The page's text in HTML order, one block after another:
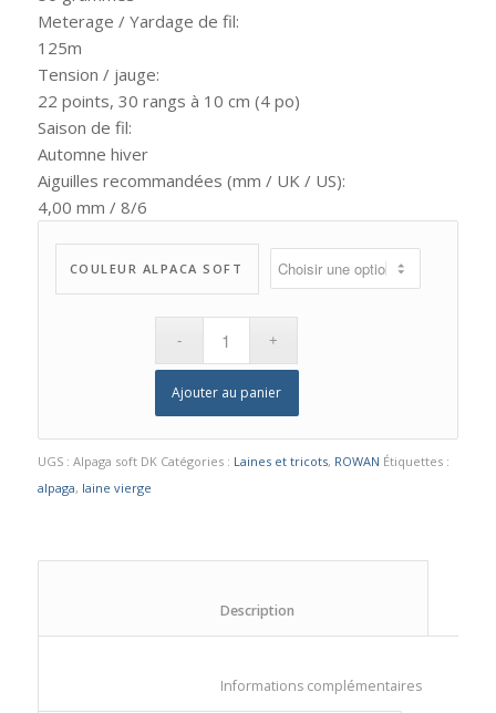
Meterage / Yardage de fil:
125m
Tension / jauge:
22 points, 30 rangs à 10 cm (4 po)
Saison de fil:
Automne hiver
Aiguilles recommandées (mm / UK / US):
4,00 mm / 8/6
COULEUR ALPACA SOFT
Ajouter au panier
UGS : Alpaga soft DK Catégories : Laines et tricots, ROWAN Étiquettes :
alpaga, laine vierge
Informations